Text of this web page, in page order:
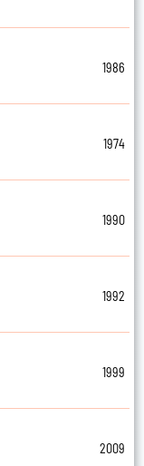
1986
1974
1990
1992
1999
2009